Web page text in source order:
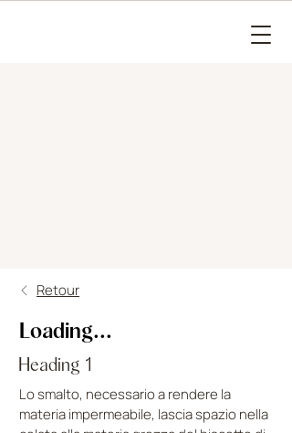
Retour
Loading...
Heading 1
Lo smalto, necessario a rendere la
materia impermeabile, lascia spazio nella